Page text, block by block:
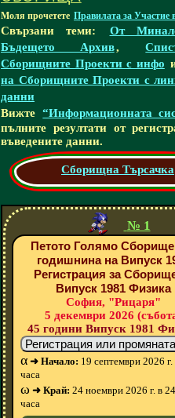
Моля прочетете Правилата за Участие
Свързани теми:
От
Бъдещето Архив,
Сборищните Проекти с инфо
на Сборищните Проекти с
данни
Вижте “Информационната
пълните резултати от
въведените данни.
Сборищна Търсачка
№ 1
Петото Голямо Сборище
годишнина на Випуск
Регистрация за
Випуск 1981 Физика
София, "Рицаря"
5 декември 2026
45 години Випуск 1981
α ➜ Начало: 19 септември 2026
часа
ω ➜ Край: 24 ноември 2026 г. в
часа